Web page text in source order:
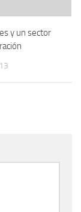
y un sector